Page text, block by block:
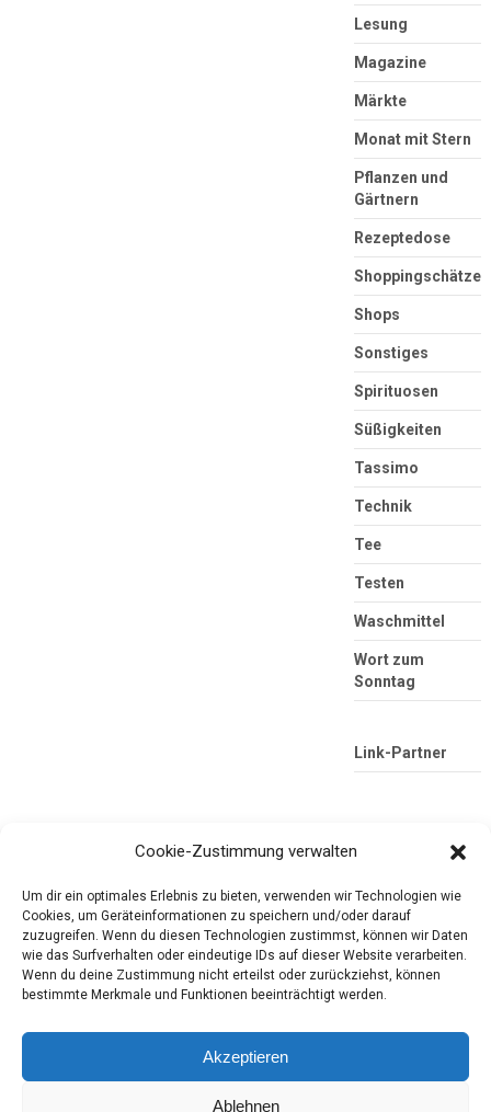
Lesung
Magazine
Märkte
Monat mit Stern
Pflanzen und
Gärtnern
Rezeptedose
Shoppingschätze
Shops
Sonstiges
Spirituosen
Süßigkeiten
Tassimo
Technik
Tee
Testen
Waschmittel
Wort zum
Sonntag
Link-Partner
Tester-Paradies
Produkttests und Alltag
Cookie-Zustimmung verwalten
Um dir ein optimales Erlebnis zu bieten, verwenden wir Technologien wie
Cookies, um Geräteinformationen zu speichern und/oder darauf
zuzugreifen. Wenn du diesen Technologien zustimmst, können wir Daten
wie das Surfverhalten oder eindeutige IDs auf dieser Website verarbeiten.
Wenn du deine Zustimmung nicht erteilst oder zurückziehst, können
bestimmte Merkmale und Funktionen beeinträchtigt werden.
Akzeptieren
Ablehnen
Die mobile Version verlassen